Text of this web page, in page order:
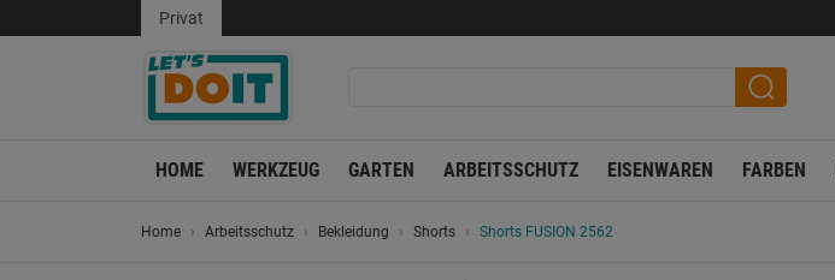
Privat
HOME WERKZEUG GARTEN ARBEITSSCHUTZ EISENWAREN FARBEN
Home Arbeitsschutz Bekleidung Shorts Shorts FUSION 2562